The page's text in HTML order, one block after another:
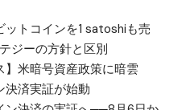
トコインを1 satoshiも売
ジーの方針と区別
】米暗号資産政策に暗雲
済実証が始動